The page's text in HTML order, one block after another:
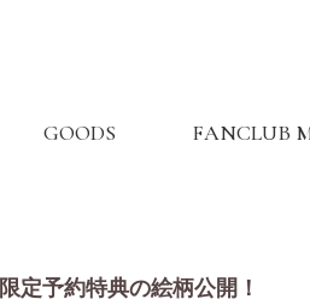
GOODS FANCLUB
定予約特典の絵柄公開！